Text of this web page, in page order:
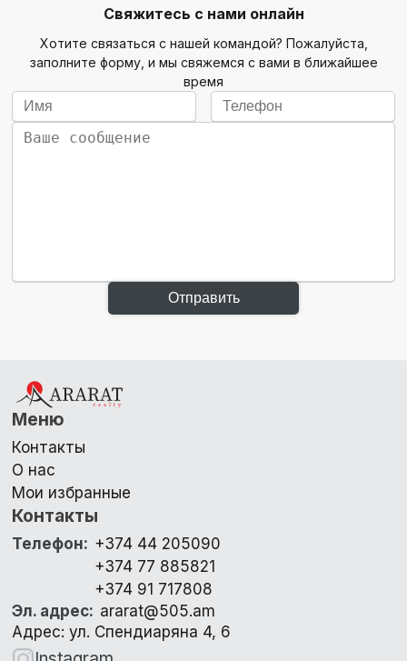
Свяжитесь с нами онлайн
Хотите связаться с нашей командой? Пожалуйста,
заполните форму, и мы свяжемся с вами в ближайшее
время
Отправить
Меню
Контакты
О нас
Мои избранные
Контакты
Телефон: +374 44 205090
+374 77 885821
+374 91 717808
Эл. адрес: ararat@505.am
Адрес: ул. Спендиаряна 4, 6